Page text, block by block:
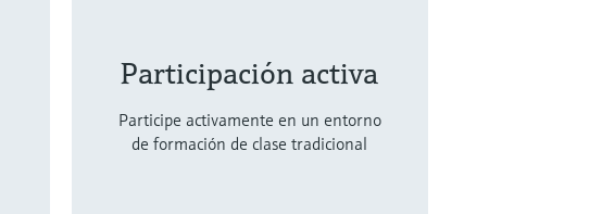
Participación activa
Participe activamente en un entorno
de formación de clase tradicional